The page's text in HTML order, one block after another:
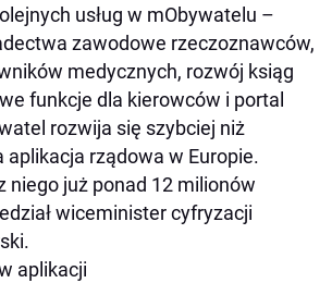
usług w mObywatelu –
zawodowe rzeczoznawców,
medycznych, rozwój ksiąg
funkcje dla kierowców i portal
rozwija się szybciej niż
aplikacja rządowa w Europie.
niego już ponad 12 milionów
wiceminister cyfryzacji
aplikacji